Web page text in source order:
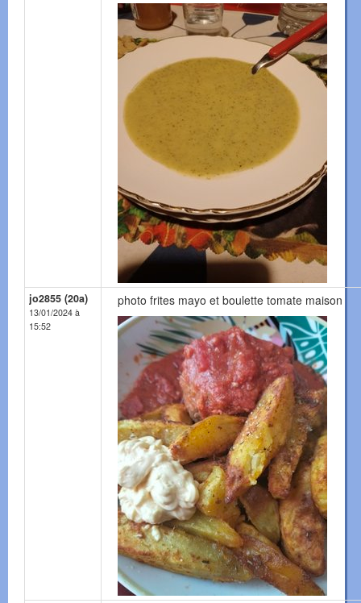
jo2855 (20a)
13/01/2024 à
15:52
photo frites mayo et boulette tomate maison